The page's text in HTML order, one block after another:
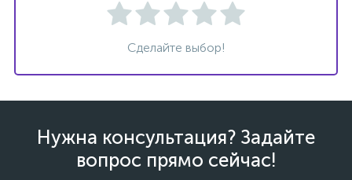
Сделайте выбор!
Нужна консультация? Задайте
вопрос прямо сейчас!